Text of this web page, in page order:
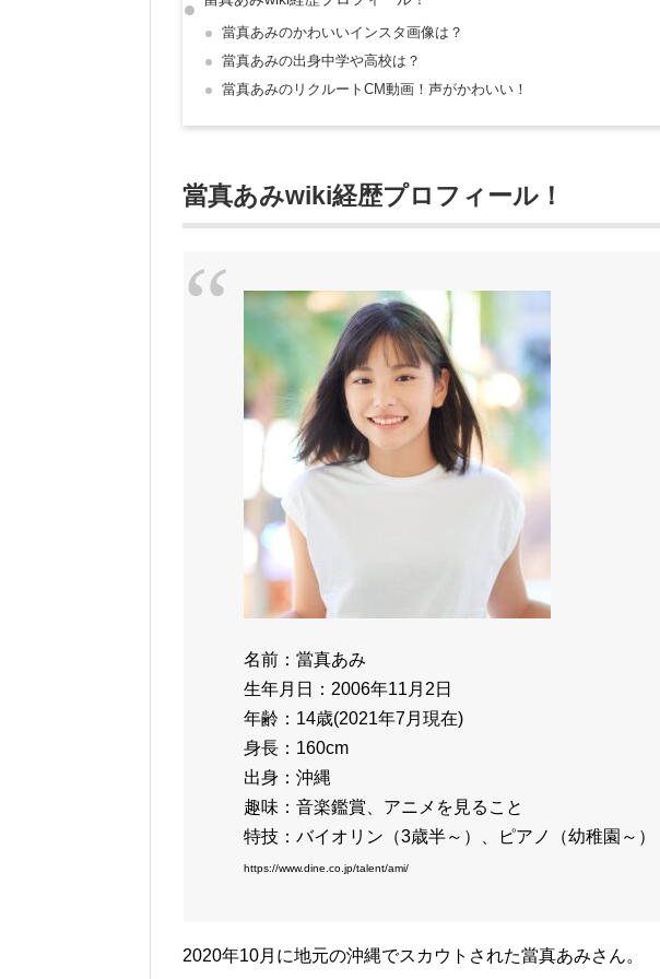
當真あみのかわいいインスタ画像は？
當真あみの出身中学や高校は？
當真あみのリクルートCM動画！声がかわいい！
當真あみwiki経歴プロフィール！
名前：當真あみ
生年月日：2006年11月2日
年齢：14歳(2021年7月現在)
身長：160cm
出身：沖縄
趣味：音楽鑑賞、アニメを見ること
特技：バイオリン（3歳半～）、ピアノ（幼稚園～）
https://www.dine.co.jp/talent/ami/
2020年10月に地元の沖縄でスカウトされた當真あみさん。